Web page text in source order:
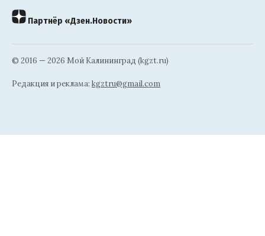
Партнёр «Дзен.Новости»
© 2016 — 2026 Мой Калининград (kgzt.ru)
Редакция и реклама: kgztru@gmail.com